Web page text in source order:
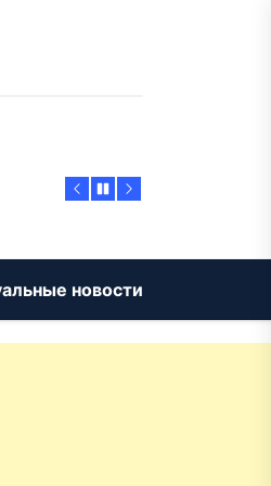
новости